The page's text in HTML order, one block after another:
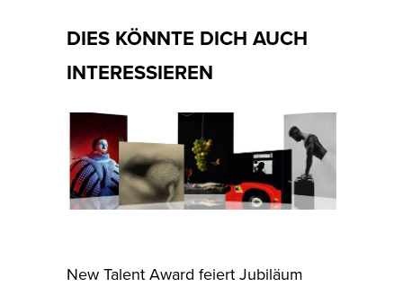
DIES KÖNNTE DICH AUCH
INTERESSIEREN
New Talent Award feiert Jubiläum